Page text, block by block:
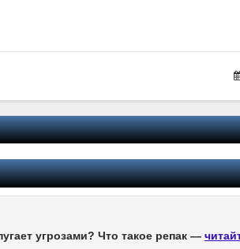
угрозами? Что такое репак —